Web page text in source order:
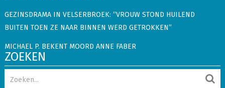
GEZINSDRAMA IN VELSERBROEK: “VROUW STOND HUILEND
BUITEN TOEN ZE NAAR BINNEN WERD GETROKKEN”
MICHAEL P. BEKENT MOORD ANNE FABER
ZOEKEN